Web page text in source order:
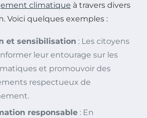
climatique à travers divers
Voici quelques exemples :
et sensibilisation : Les citoyens
leur entourage sur les
et promouvoir des
respectueux de
responsable : En